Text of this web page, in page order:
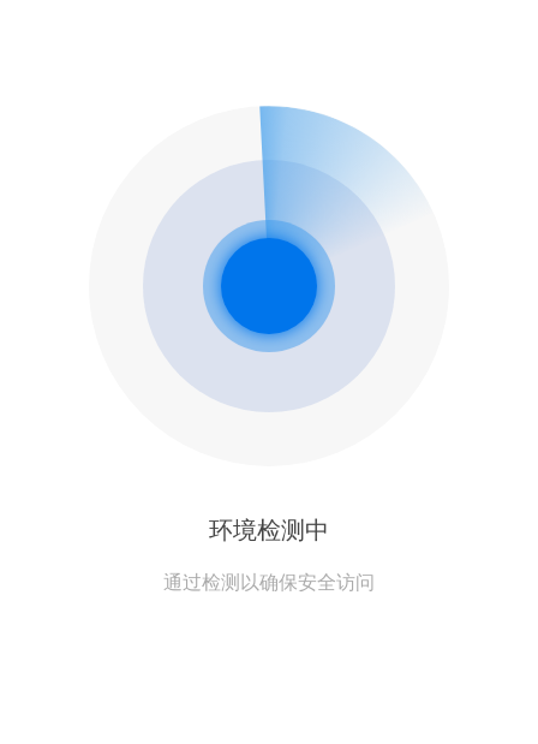
环境检测中
通过检测以确保安全访问